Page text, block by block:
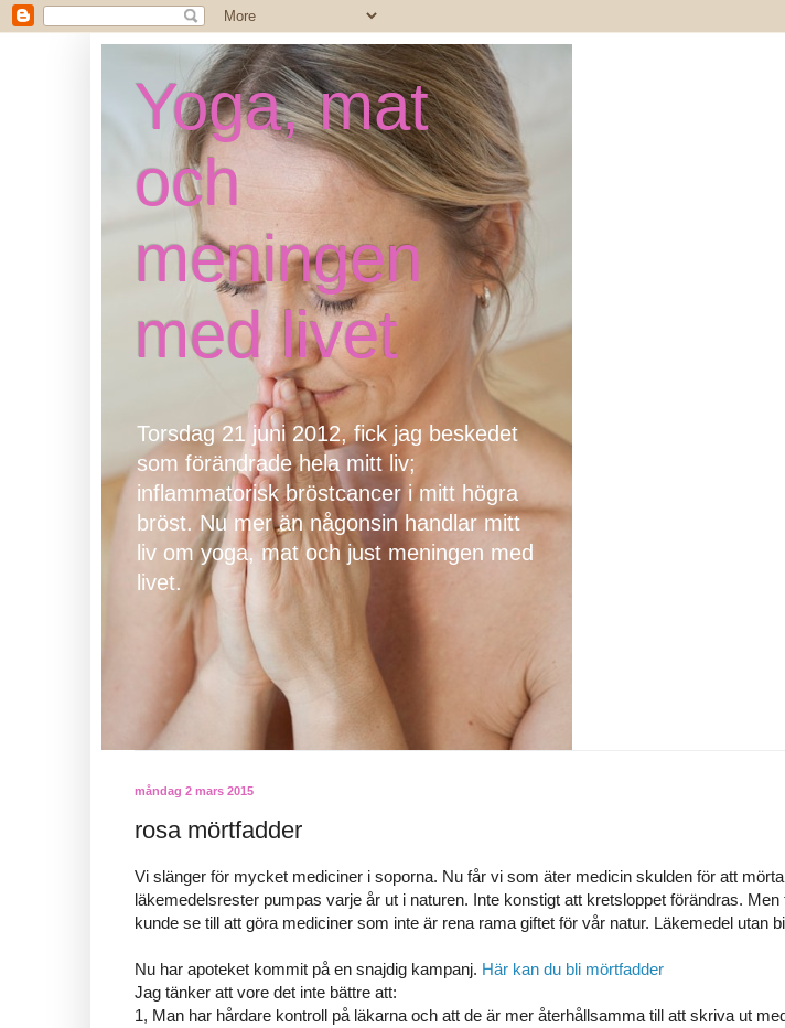
Yoga, mat
och
meningen
med livet
Torsdag 21 juni 2012, fick jag beskedet
som förändrade hela mitt liv;
inflammatorisk bröstcancer i mitt högra
bröst. Nu mer än någonsin handlar mitt
liv om yoga, mat och just meningen med
livet.
måndag 2 mars 2015
rosa mörtfadder
Vi slänger för mycket mediciner i soporna. Nu får vi som äter medicin skulden för att
läkemedelsrester pumpas varje år ut i naturen. Inte konstigt att kretsloppet förändras.
kunde se till att göra mediciner som inte är rena rama giftet för vår natur. Läkemedel utan
Nu har apoteket kommit på en snajdig kampanj. Här kan du bli mörtfadder
Jag tänker att vore det inte bättre att:
1, Man har hårdare kontroll på läkarna och att de är mer återhållsamma till att skriva ut